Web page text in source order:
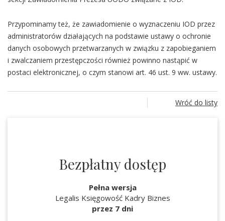
Przypominamy też, że zawiadomienie o wyznaczeniu IOD przez
administratorów działających na podstawie ustawy o ochronie
danych osobowych przetwarzanych w związku z zapobieganiem
i zwalczaniem przestępczości również powinno nastąpić w
postaci elektronicznej, o czym stanowi art. 46 ust. 9 ww. ustawy.
Wróć do listy
Bezpłatny dostęp
Pełna wersja
Legalis Księgowość Kadry Biznes
przez 7 dni